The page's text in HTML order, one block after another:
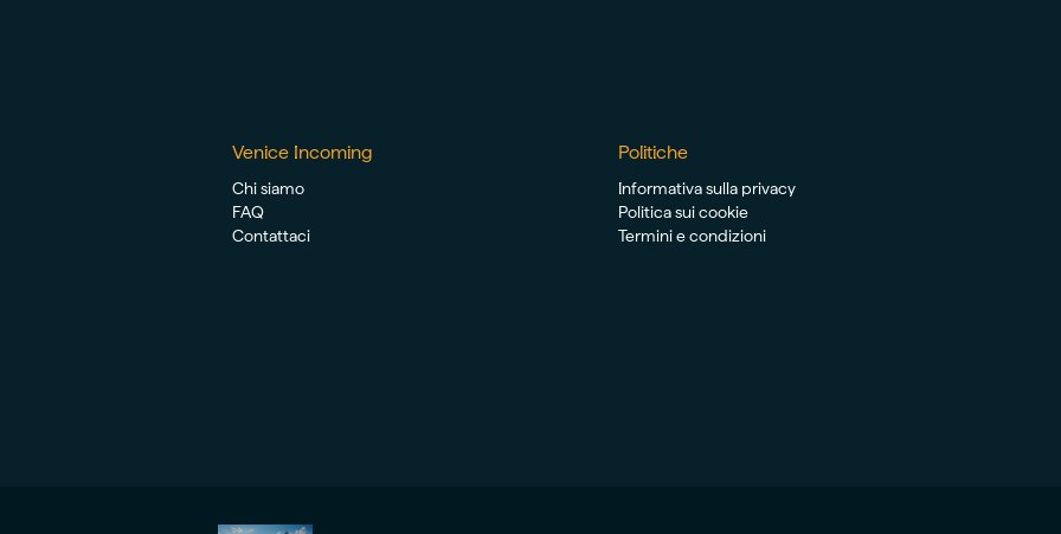
Venice Incoming
Chi siamo
FAQ
Contattaci
Politiche
Informativa sulla privacy
Politica sui cookie
Termini e condizioni